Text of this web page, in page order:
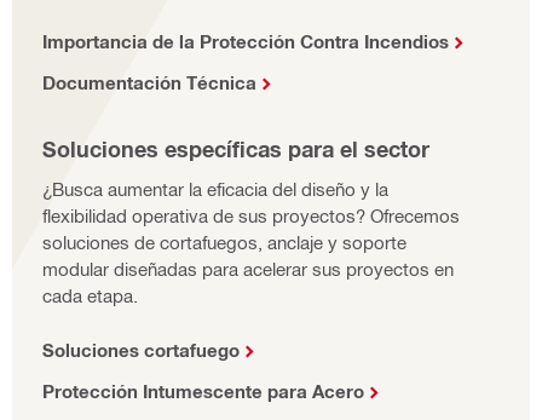
Importancia de la Protección Contra Incendios
Documentación Técnica
Soluciones específicas para el sector
¿Busca aumentar la eficacia del diseño y la
flexibilidad operativa de sus proyectos? Ofrecemos
soluciones de cortafuegos, anclaje y soporte
modular diseñadas para acelerar sus proyectos en
cada etapa.
Soluciones cortafuego
Protección Intumescente para Acero